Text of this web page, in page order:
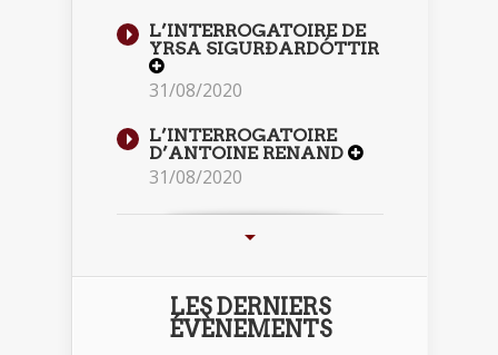
L’INTERROGATOIRE DE
YRSA SIGURÐARDÓTTIR
31/08/2020
L’INTERROGATOIRE
D’ANTOINE RENAND
31/08/2020
LES DERNIERS
ÉVÈNEMENTS